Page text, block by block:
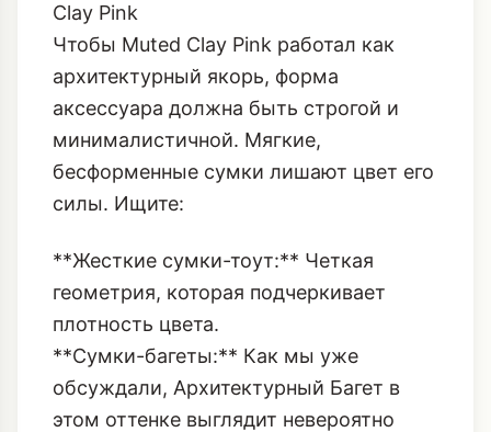
Clay Pink
Чтобы Muted Clay Pink работал как
архитектурный якорь, форма
аксессуара должна быть строгой и
минималистичной. Мягкие,
бесформенные сумки лишают цвет его
силы. Ищите:
**Жесткие сумки-тоут:** Четкая
геометрия, которая подчеркивает
плотность цвета.
**Сумки-багеты:** Как мы уже
обсуждали, Архитектурный Багет в
этом оттенке выглядит невероятно